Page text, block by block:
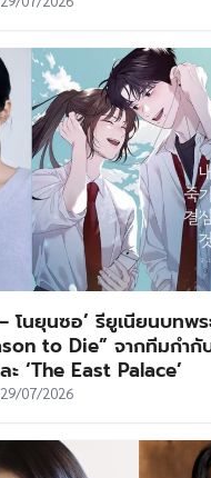
โนยุนซอ’ รียูเนียนบทพร
to Die” จากทีมกำกั
ะ ‘The East Palace’
29/07/2026